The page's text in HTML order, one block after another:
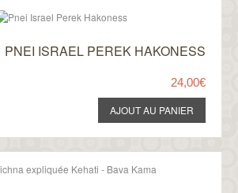
PNEI ISRAEL PEREK HAKONESS
24,00€